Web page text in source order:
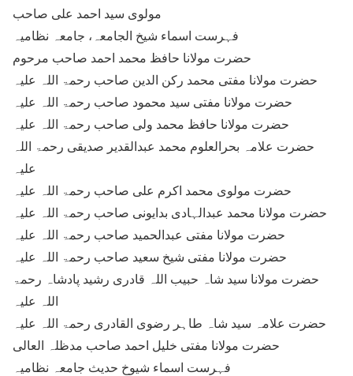
مولوی سید احمد علی صاحب
فہرست اسماء شیخ الجامعہ، جامعہ نظامیہ
حضرت مولانا حافظ محمد احمد صاحب مرحوم
حضرت مولانا مفتی محمد رکن الدین صاحب رحمۃ اللہ علیہ
حضرت مولانا مفتی سید محمود صاحب رحمۃ اللہ علیہ
حضرت مولانا حافظ محمد ولی صاحب رحمۃ اللہ علیہ
حضرت علامہ بحرالعلوم محمد عبدالقدیر صدیقی رحمۃ اللہ
علیہ
حضرت مولوی محمد اکرم علی صاحب رحمۃ اللہ علیہ
حضرت مولانا محمد عبدالہادی بدایونی صاحب رحمۃ اللہ علیہ
حضرت مولانا مفتی عبدالحمید صاحب رحمۃ اللہ علیہ
حضرت مولانا مفتی شیخ سعید صاحب رحمۃ اللہ علیہ
حضرت مولانا سید شاہ حبیب اللہ قادری رشید پادشاہ رحمۃ
اللہ علیہ
حضرت علامہ سید شاہ طاہر رضوی القادری رحمۃ اللہ علیہ
حضرت مولانا مفتی خلیل احمد صاحب مدظلہ العالی
فہرست اسماء شیوخ حدیث جامعہ نظامیہ